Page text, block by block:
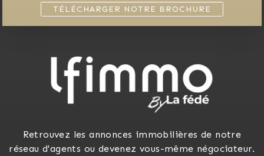
TÉLÉCHARGER NOTRE BROCHURE
Retrouvez les annonces immobilières de notre
réseau d'agents ou devenez vous-même négociateur.